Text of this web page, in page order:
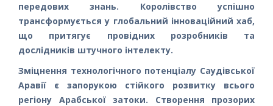
передових знань. Королівство успішно
трансформується у глобальний інноваційний хаб,
що притягує провідних розробників та
дослідників штучного інтелекту.
Зміцнення технологічного потенціалу Саудівської
Аравії є запорукою стійкого розвитку всього
регіону Арабської затоки. Створення прозорих